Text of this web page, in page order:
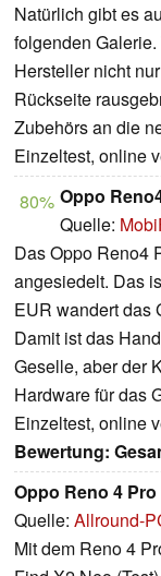
Natürlich gibt es
folgenden
Hersteller nicht
Rückseite
Zubehörs an die
Einzeltest, online
80% Oppo
Quelle:
Das Oppo Reno4
angesiedelt. Das
EUR wandert das
Damit ist das
Geselle, aber der
Hardware für das
Einzeltest, online
Bewertung:
Oppo Reno 4
Quelle: Allround-
Mit dem Reno 4